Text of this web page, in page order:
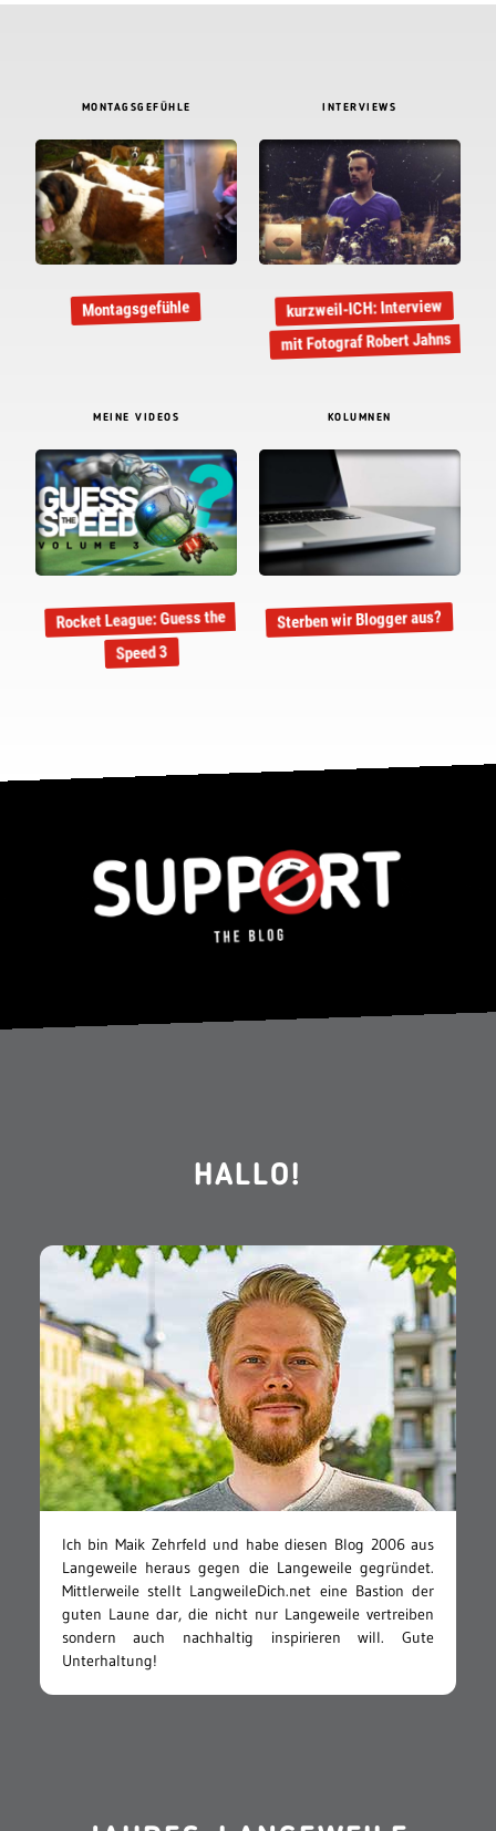
MONTAGSGEFÜHLE
Montagsgefühle
INTERVIEWS
kurzweil-ICH: Interview
mit Fotograf Robert Jahns
MEINE VIDEOS
Rocket League: Guess the
Speed 3
KOLUMNEN
Sterben wir Blogger aus?
HALLO!
Ich bin Maik Zehrfeld und habe diesen Blog 2006 aus
Langeweile heraus gegen die Langeweile gegründet.
Mittlerweile stellt LangweileDich.net eine Bastion der
guten Laune dar, die nicht nur Langeweile vertreiben
sondern auch nachhaltig inspirieren will. Gute
Unterhaltung!